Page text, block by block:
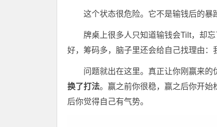
这个状态很危险。它不是输钱后的暴
牌桌上很多人只知道输钱会Tilt，却
好，筹码多，脑子里还会给自己找理由：
问题就出在这里。真正让你刚赢来
换了打法。赢之前你很稳，赢之后你开始
后你觉得自己有气势。